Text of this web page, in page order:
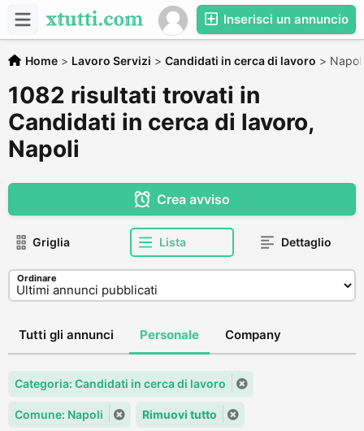
Inserisci un annuncio
Home > Lavoro Servizi > Candidati in cerca di lavoro > Napoli
1082 risultati trovati in
Candidati in cerca di lavoro,
Napoli
Crea avviso
Griglia Lista Dettaglio
Ordinare
Tutti gli annunci Personale Company
Categoria: Candidati in cerca di lavoro
Comune: Napoli Rimuovi tutto